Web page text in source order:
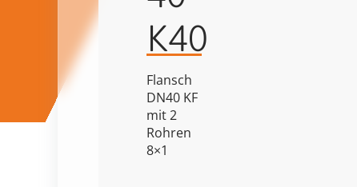
K40
Flansch
DN40 KF
mit 2
Rohren
8×1